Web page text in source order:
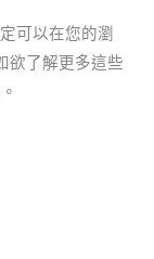
可以在您的瀏
欲了解更多這些